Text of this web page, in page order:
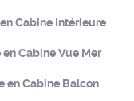
Cabine Intérieure
en Cabine Vue Mer
en Cabine Balcon